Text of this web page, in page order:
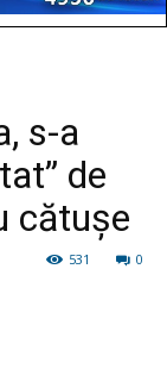
s-a
de
cătușe
0
531